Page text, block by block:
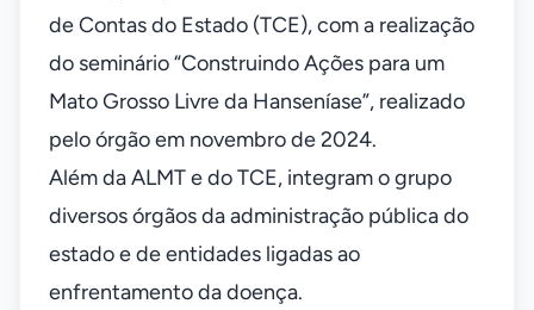
de Contas do Estado (TCE), com a realização
do seminário “Construindo Ações para um
Mato Grosso Livre da Hanseníase”, realizado
pelo órgão em novembro de 2024.
Além da ALMT e do TCE, integram o grupo
diversos órgãos da administração pública do
estado e de entidades ligadas ao
enfrentamento da doença.